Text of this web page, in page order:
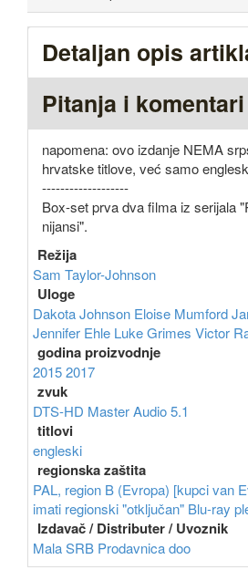
Detaljan opis
Pitanja i komentari
napomena: ovo izdanje NEMA
hrvatske titlove, već samo
-------------------
Box-set prva dva filma iz serijala
nijansi".
Režija
Sam Taylor-Johnson
Uloge
Dakota Johnson Eloise Mumford
Jennifer Ehle Luke Grimes Victor
godina proizvodnje
20152017
zvuk
DTS-HD Master Audio 5.1
titlovi
engleski
regionska zaštita
PAL, region B (Evropa) [kupci van
imati regionski "otključan" Blu-ray
Izdavač / Distributer / Uvoznik
Mala SRB Prodavnica doo